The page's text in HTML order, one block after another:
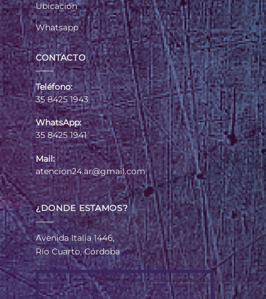
Ubicación
Whatsapp
CONTACTO
Teléfono:
35 8425 1943
WhatsApp:
35 8425 1941
Mail:
atencion24.ar@gmail.com
¿DONDE ESTAMOS?
Avenida Italia 1446,
Río Cuarto, Córdoba